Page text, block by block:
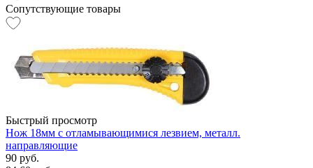
Сопутствующие товары
Быстрый просмотр
Нож 18мм с отламывающимися лезвием, металл.
направляющие
90 руб.